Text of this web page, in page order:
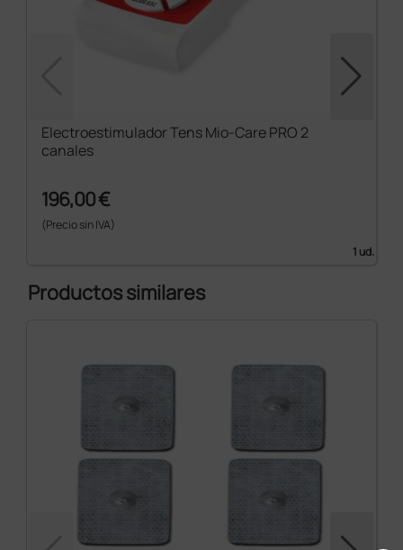
Electroestimulador Tens Mio-Care PRO 2
canales
196,00 €
(Precio sin IVA)
1 ud.
Productos similares